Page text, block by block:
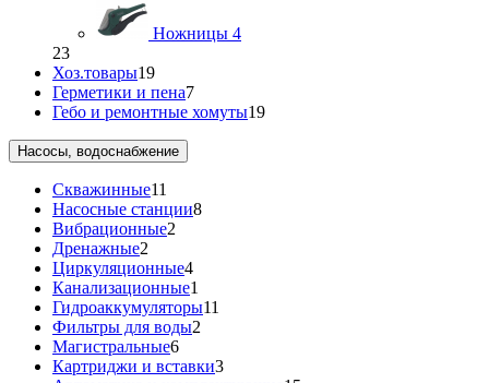
Ножницы 4
23
Хоз.товары19
Герметики и пена7
Гебо и ремонтные хомуты19
Насосы, водоснабжение
Скважинные11
Насосные станции8
Вибрационные2
Дренажные2
Циркуляционные4
Канализационные1
Гидроаккумуляторы11
Фильтры для воды2
Магистральные6
Картриджи и вставки3